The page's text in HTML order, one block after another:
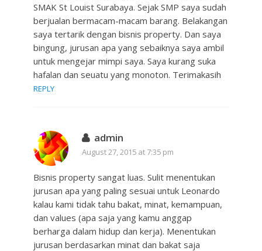
SMAK St Louist Surabaya. Sejak SMP saya sudah
berjualan bermacam-macam barang. Belakangan
saya tertarik dengan bisnis property. Dan saya
bingung, jurusan apa yang sebaiknya saya ambil
untuk mengejar mimpi saya. Saya kurang suka
hafalan dan seuatu yang monoton. Terimakasih
REPLY
admin
August 27, 2015 at 7:35 pm
Bisnis property sangat luas. Sulit menentukan
jurusan apa yang paling sesuai untuk Leonardo
kalau kami tidak tahu bakat, minat, kemampuan,
dan values (apa saja yang kamu anggap
berharga dalam hidup dan kerja). Menentukan
jurusan berdasarkan minat dan bakat saja